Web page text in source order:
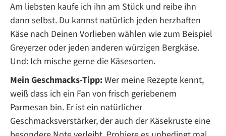
Am liebsten kaufe ich ihn am Stück und reibe ihn
dann selbst. Du kannst natürlich jeden herzhaften
Käse nach Deinen Vorlieben wählen wie zum Beispiel
Greyerzer oder jeden anderen würzigen Bergkäse.
Und: Ich mische gerne die Käsesorten.
Mein Geschmacks-Tipp:Wer meine Rezepte kennt,
weiß dass ich ein Fan von frisch geriebenem
Parmesan bin. Er ist ein natürlicher
Geschmacksverstärker, der auch der Käsekruste eine